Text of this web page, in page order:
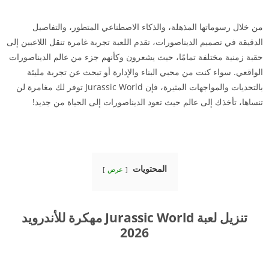
من خلال رسوماتها المذهلة، والذكاء الاصطناعي المتطور، والتفاصيل
الدقيقة في تصميم الديناصورات، تقدم اللعبة تجربة غامرة تنقل اللاعبين إلى
حقبة زمنية مختلفة تمامًا، حيث يشعرون وكأنهم جزء من عالم الديناصورات
الواقعي. سواء كنت من محبي البناء والإدارة أو تبحث عن تجربة مليئة
بالتحديات والمواجهات المثيرة، فإن Jurassic World توفر لك مغامرة لن
تنساها، تأخذك إلى عالم حيث تعود الديناصورات إلى الحياة من جديد!
المحتويات عرض
تنزيل لعبة Jurassic World مهكرة للأندرويد
2026